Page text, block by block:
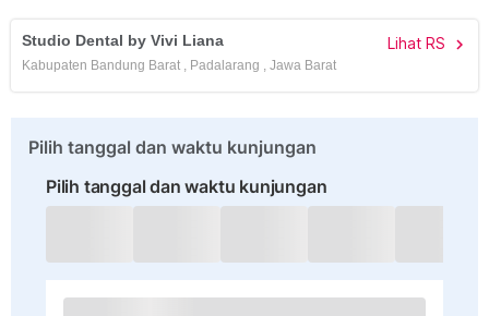
Studio Dental by Vivi Liana Lihat RS chevron_right
Kabupaten Bandung Barat , Padalarang , Jawa Barat
Pilih tanggal dan waktu kunjungan
Pilih tanggal dan waktu kunjungan